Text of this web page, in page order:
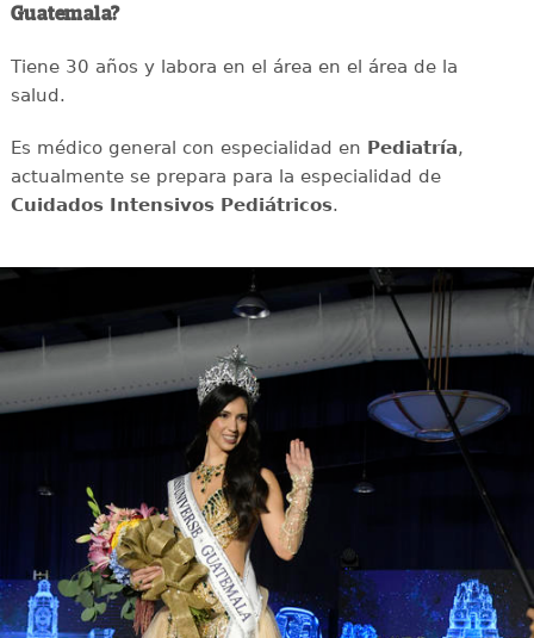
Guatemala?
Tiene 30 años y labora en el área en el área de la
salud.
Es médico general con especialidad en Pediatría,
actualmente se prepara para la especialidad de
Cuidados Intensivos Pediátricos.